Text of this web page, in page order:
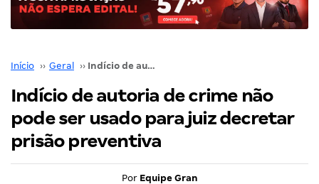
Início ›› Geral ›› Indício de autoria de crime não pode ser usado para juiz decretar prisão preventiva
Indício de autoria de crime não
pode ser usado para juiz decretar
prisão preventiva
Por Equipe Gran